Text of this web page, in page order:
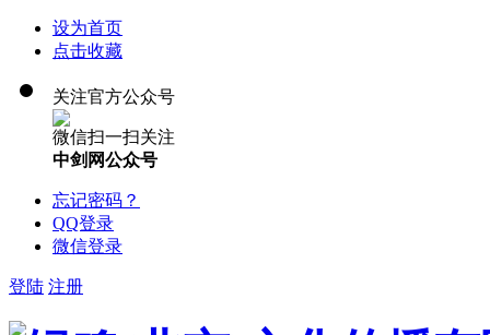
设为首页
点击收藏
关注官方公众号
微信扫一扫关注
中剑网公众号
忘记密码？
QQ登录
微信登录
登陆 注册